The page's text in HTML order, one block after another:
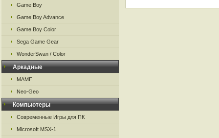
Game Boy
Game Boy Advance
Game Boy Color
Sega Game Gear
WonderSwan / Color
Аркадные
MAME
Neo-Geo
Компьютеры
Современные Игры для ПК
Microsoft MSX-1